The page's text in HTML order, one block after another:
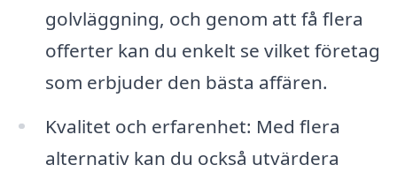
golvläggning, och genom att få flera
offerter kan du enkelt se vilket företag
som erbjuder den bästa affären.
Kvalitet och erfarenhet: Med flera
alternativ kan du också utvärdera